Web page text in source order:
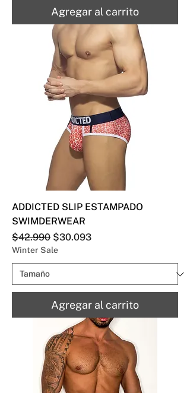
Agregar al carrito
ADDICTED SLIP ESTAMPADO
SWIMDERWEAR
Precio
$42.990 Precio de oferta
$30.093
Winter Sale
Agregar al carrito